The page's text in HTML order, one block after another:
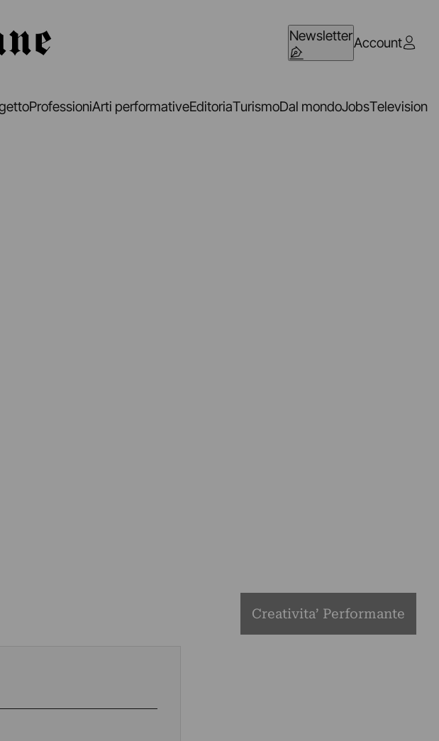
NewsletterAccount
ProfessioniArti performativeEditoriaTurismoDal mondoJobsTelevision
Creativita’ Performante